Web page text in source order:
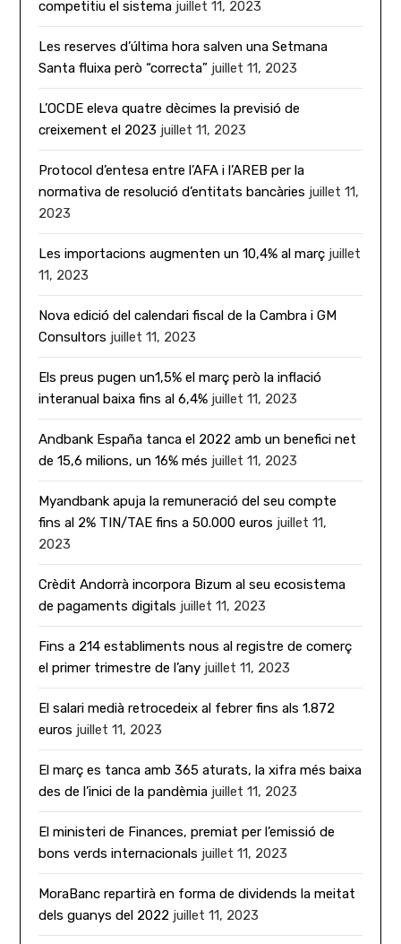
competitiu el sistema juillet 11, 2023
Les reserves d’última hora salven una Setmana
Santa fluixa però “correcta” juillet 11, 2023
L’OCDE eleva quatre dècimes la previsió de
creixement el 2023 juillet 11, 2023
Protocol d’entesa entre l’AFA i l’AREB per la
normativa de resolució d’entitats bancàries juillet 11,
2023
Les importacions augmenten un 10,4% al març juillet
11, 2023
Nova edició del calendari fiscal de la Cambra i GM
Consultors juillet 11, 2023
Els preus pugen un1,5% el març però la inflació
interanual baixa fins al 6,4% juillet 11, 2023
Andbank España tanca el 2022 amb un benefici net
de 15,6 milions, un 16% més juillet 11, 2023
Myandbank apuja la remuneració del seu compte
fins al 2% TIN/TAE fins a 50.000 euros juillet 11,
2023
Crèdit Andorrà incorpora Bizum al seu ecosistema
de pagaments digitals juillet 11, 2023
Fins a 214 establiments nous al registre de comerç
el primer trimestre de l’any juillet 11, 2023
El salari medià retrocedeix al febrer fins als 1.872
euros juillet 11, 2023
El març es tanca amb 365 aturats, la xifra més baixa
des de l’inici de la pandèmia juillet 11, 2023
El ministeri de Finances, premiat per l’emissió de
bons verds internacionals juillet 11, 2023
MoraBanc repartirà en forma de dividends la meitat
dels guanys del 2022 juillet 11, 2023